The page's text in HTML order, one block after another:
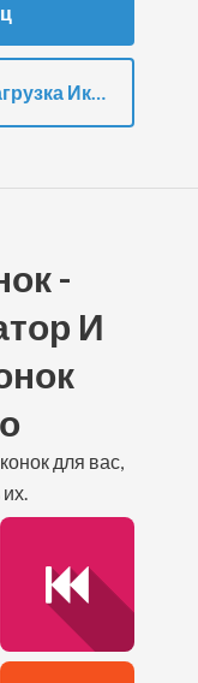
Иконки
-
И